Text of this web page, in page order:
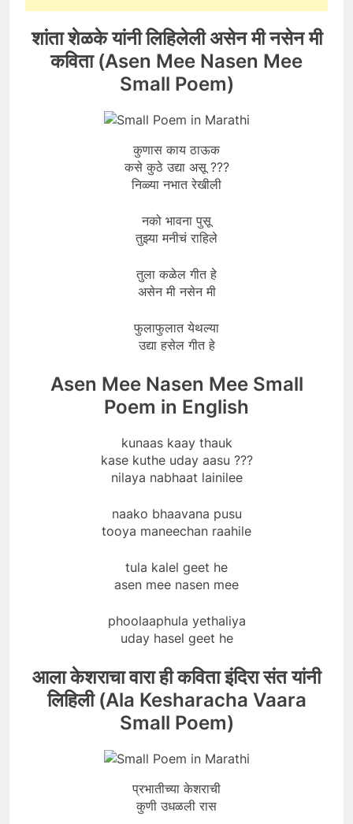
शांता शेळके यांनी लिहिलेली असेन मी नसेन मी
कविता(Asen Mee Nasen Mee
Small Poem)
कुणास काय ठाऊक
कसे कुठे उद्या असू ???
निळ्या नभात रेखीली
नको भावना पुसू
तुझ्या मनीचं राहिले
तुला कळेल गीत हे
असेन मी नसेन मी
फुलाफुलात येथल्या
उद्या हसेल गीत हे
Asen Mee Nasen Mee Small
Poem in English
kunaas kaay thauk
kase kuthe uday aasu ???
nilaya nabhaat lainilee
naako bhaavana pusu
tooya maneechan raahile
tula kalel geet he
asen mee nasen mee
phoolaaphula yethaliya
uday hasel geet he
आला केशराचा वारा ही कविता इंदिरा संत यांनी
लिहिली (Ala Kesharacha Vaara
Small Poem)
प्रभातीच्या केशराची
कुणी उधळली रास